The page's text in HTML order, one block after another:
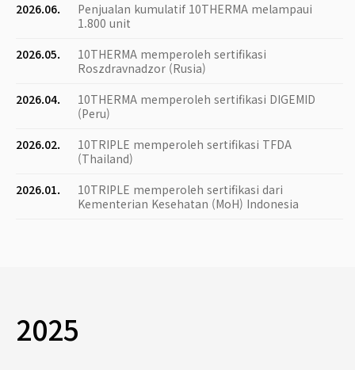
2026.06.
Penjualan kumulatif 10THERMA melampaui
1.800 unit
2026.05.
10THERMA memperoleh sertifikasi
Roszdravnadzor (Rusia)
2026.04.
10THERMA memperoleh sertifikasi DIGEMID
(Peru)
2026.02.
10TRIPLE memperoleh sertifikasi TFDA
(Thailand)
2026.01.
10TRIPLE memperoleh sertifikasi dari
Kementerian Kesehatan (MoH) Indonesia
2025